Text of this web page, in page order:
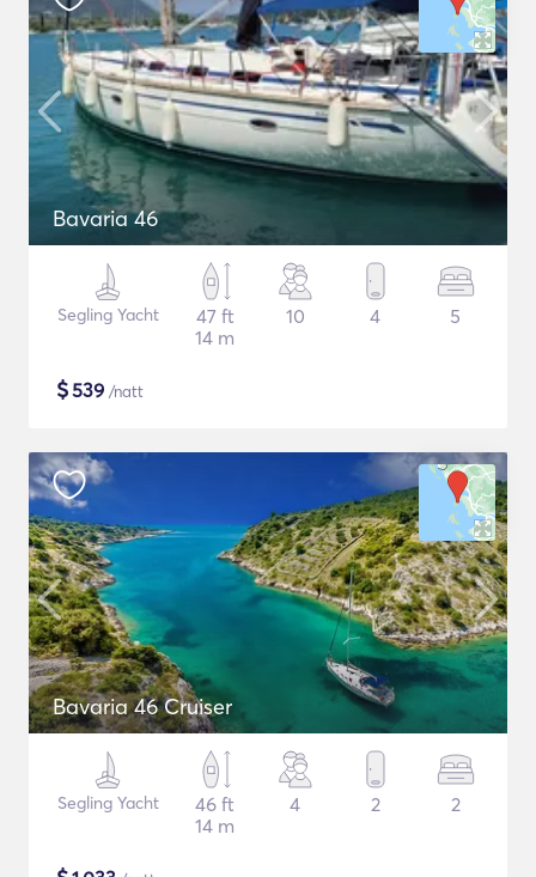
Bavaria 46
Segling Yacht
47 ft
14 m
10 4 5
$539 /natt
Bavaria 46 Cruiser
Segling Yacht
46 ft
14 m
4 2 2